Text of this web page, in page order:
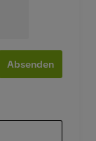
Absenden